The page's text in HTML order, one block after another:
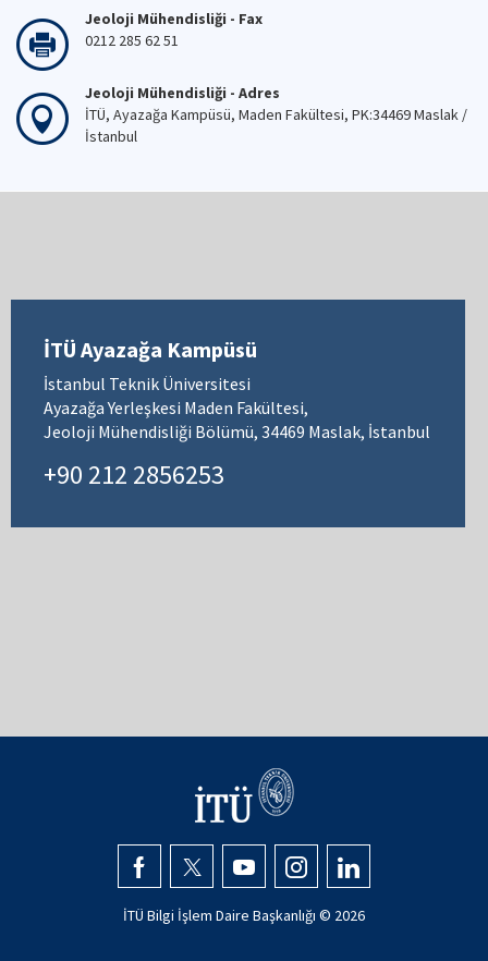
Jeoloji Mühendisliği - Fax
0212 285 62 51
Jeoloji Mühendisliği - Adres
İTÜ, Ayazağa Kampüsü, Maden Fakültesi, PK:34469 Maslak /
İstanbul
İTÜ Ayazağa Kampüsü
İstanbul Teknik Üniversitesi
Ayazağa Yerleşkesi Maden Fakültesi,
Jeoloji Mühendisliği Bölümü, 34469 Maslak, İstanbul
+90 212 2856253
İTÜ Bilgi İşlem Daire Başkanlığı © 2026